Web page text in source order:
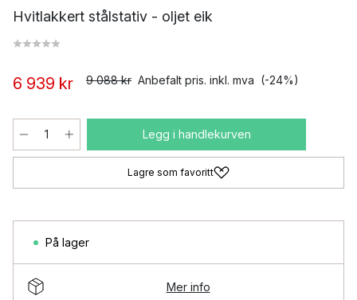
Hvitlakkert stålstativ - oljet eik
6 939 kr 9 088 kr Anbefalt pris. inkl. mva (-24%)
Legg i handlekurven
Lagre som favoritt
På lager
Mer info